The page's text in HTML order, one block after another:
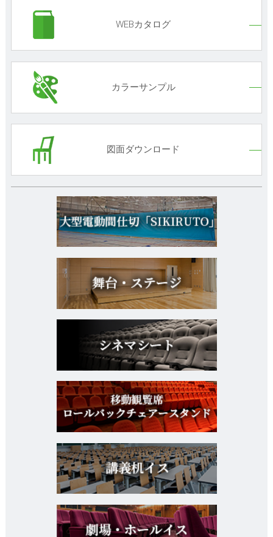
WEBカタログ
カラーサンプル
図面ダウンロード